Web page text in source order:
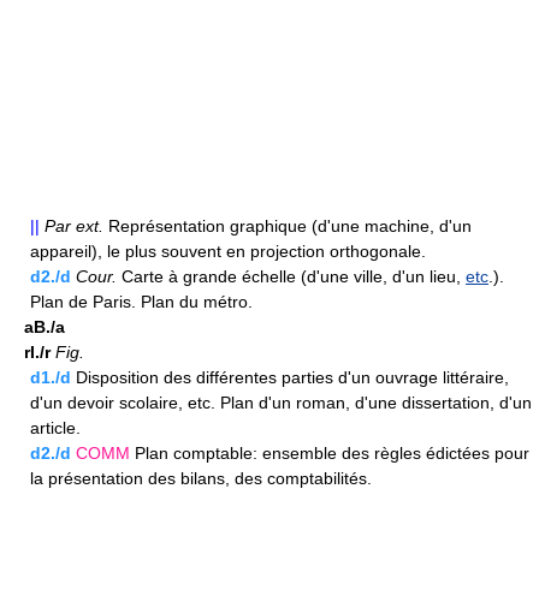
|| Par ext. Représentation graphique (d'une machine, d'un
appareil), le plus souvent en projection orthogonale.
d2./d Cour. Carte à grande échelle (d'une ville, d'un lieu, etc.).
Plan de Paris. Plan du métro.
aB./a
rI./r Fig.
d1./d Disposition des différentes parties d'un ouvrage littéraire,
d'un devoir scolaire, etc. Plan d'un roman, d'une dissertation, d'un
article.
d2./d COMM Plan comptable: ensemble des règles édictées pour
la présentation des bilans, des comptabilités.